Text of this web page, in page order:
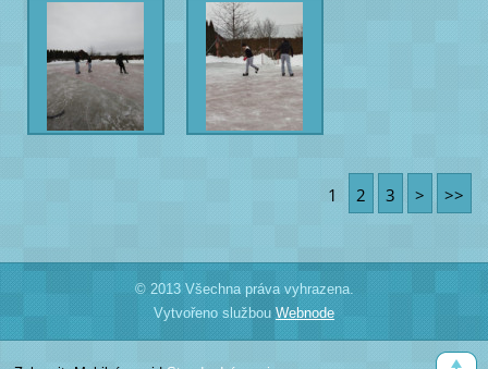
1 2 3 > >>
© 2013 Všechna práva vyhrazena.
Vytvořeno službou Webnode